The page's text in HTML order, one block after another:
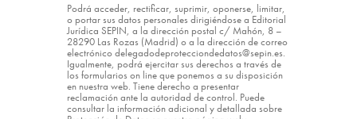
Podrá acceder, rectificar, suprimir, oponerse, limitar,
o portar sus datos personales dirigiéndose a Editorial
Jurídica SEPIN, a la dirección postal c/ Mahón, 8 –
28290 Las Rozas (Madrid) o a la dirección de correo
electrónico delegadodeprotecciondedatos@sepin.es.
Igualmente, podrá ejercitar sus derechos a través de
los formularios on line que ponemos a su disposición
en nuestra web. Tiene derecho a presentar
reclamación ante la autoridad de control. Puede
consultar la información adicional y detallada sobre